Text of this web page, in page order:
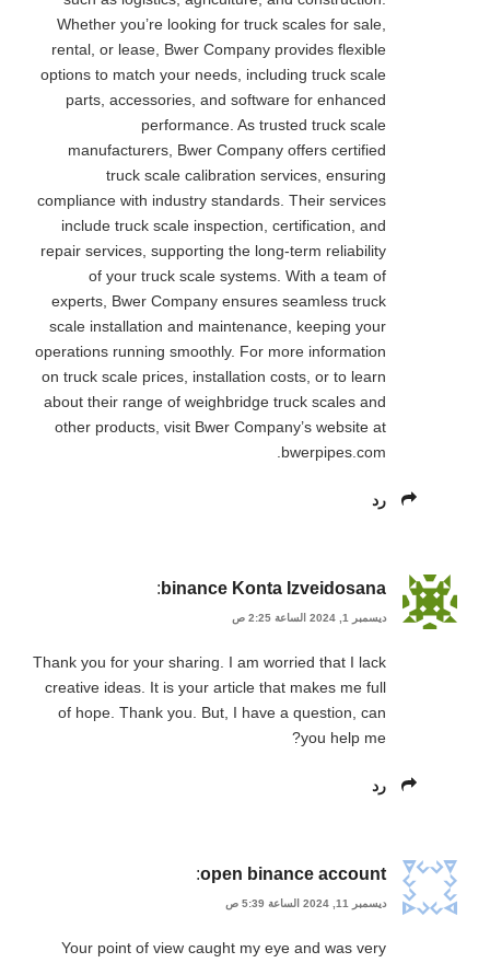
Whether you’re looking for truck scales for sale,
rental, or lease, Bwer Company provides flexible
options to match your needs, including truck scale
parts, accessories, and software for enhanced
performance. As trusted truck scale
manufacturers, Bwer Company offers certified
truck scale calibration services, ensuring
compliance with industry standards. Their services
include truck scale inspection, certification, and
repair services, supporting the long-term reliability
of your truck scale systems. With a team of
experts, Bwer Company ensures seamless truck
scale installation and maintenance, keeping your
operations running smoothly. For more information
on truck scale prices, installation costs, or to learn
about their range of weighbridge truck scales and
other products, visit Bwer Company’s website at
bwerpipes.com.
رد
binance Konta Izveidosana
:
ديسمبر 1, 2024 الساعة 2:25 ص
Thank you for your sharing. I am worried that I lack
creative ideas. It is your article that makes me full
of hope. Thank you. But, I have a question, can
you help me?
رد
open binance account
:
ديسمبر 11, 2024 الساعة 5:39 ص
Your point of view caught my eye and was very